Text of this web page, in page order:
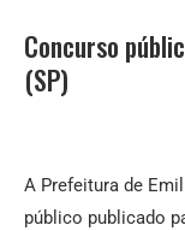
Concurso
(SP)
A Prefeitura de
público publicado